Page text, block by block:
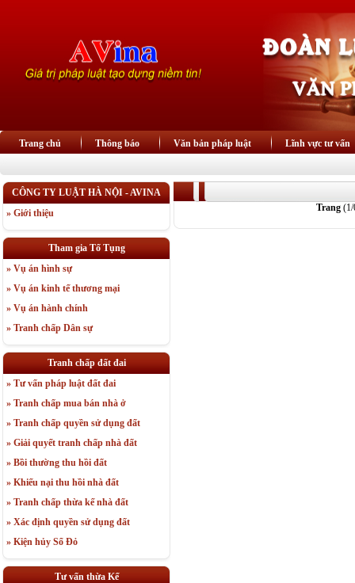
Trang chủ Thông báo Văn bản pháp luật Lĩnh vực tư vấn
CÔNG TY LUẬT HÀ NỘI - AVINA
» Giới thiệu
Tham gia Tố Tụng
» Vụ án hình sự
» Vụ án kinh tế thương mại
» Vụ án hành chính
» Tranh chấp Dân sự
Tranh chấp đất đai
» Tư vấn pháp luật đất đai
» Tranh chấp mua bán nhà ở
» Tranh chấp quyền sử dụng đất
» Giải quyết tranh chấp nhà đất
» Bồi thường thu hồi đất
» Khiếu nại thu hồi nhà đất
» Tranh chấp thừa kế nhà đất
» Xác định quyền sử dụng đất
» Kiện hủy Sổ Đỏ
Tư vấn thừa Kế
Trang